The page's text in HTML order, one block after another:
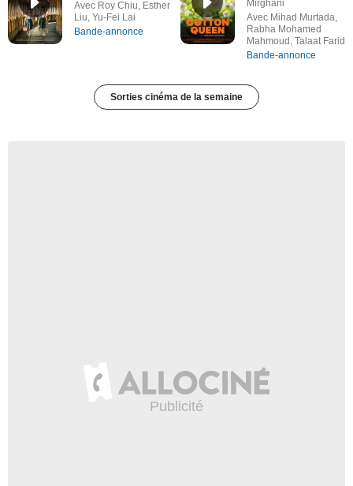
Avec Roy Chiu, Esther
Liu, Yu-Fei Lai
Bande-annonce
Mirghani
Avec Mihad Murtada,
Rabha Mohamed
Mahmoud, Talaat Farid
Bande-annonce
Sorties cinéma de la semaine